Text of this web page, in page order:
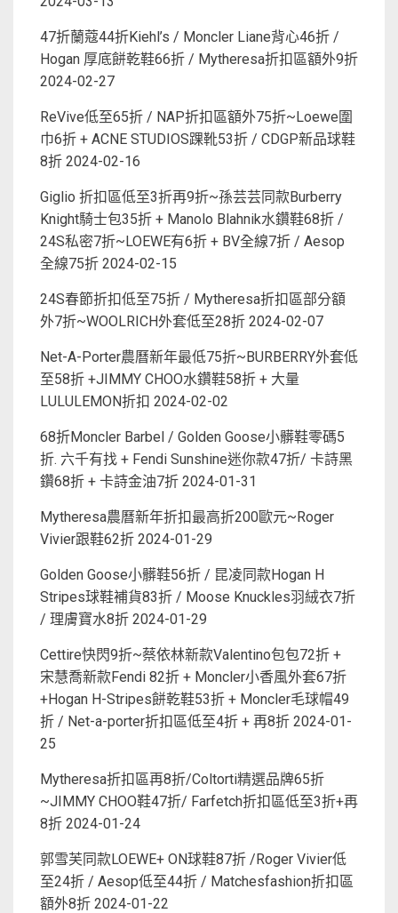
47折蘭蔻44折Kiehl’s / Moncler Liane背心46折 /
Hogan 厚底餅乾鞋66折 / Mytheresa折扣區額外9折
2024-02-27
ReVive低至65折 / NAP折扣區額外75折~Loewe圍
巾6折 + ACNE STUDIOS踝靴53折 / CDGP新品球鞋
8折 2024-02-16
Giglio 折扣區低至3折再9折~孫芸芸同款Burberry
Knight騎士包35折 + Manolo Blahnik水鑽鞋68折 /
24S私密7折~LOEWE有6折 + BV全線7折 / Aesop
全線75折 2024-02-15
24S春節折扣低至75折 / Mytheresa折扣區部分額
外7折~WOOLRICH外套低至28折 2024-02-07
Net-A-Porter農曆新年最低75折~BURBERRY外套低
至58折 +JIMMY CHOO水鑽鞋58折 + 大量
LULULEMON折扣 2024-02-02
68折Moncler Barbel / Golden Goose小髒鞋零碼5
折. 六千有找 + Fendi Sunshine迷你款47折/ 卡詩黑
鑽68折 + 卡詩金油7折 2024-01-31
Mytheresa農曆新年折扣最高折200歐元~Roger
Vivier跟鞋62折 2024-01-29
Golden Goose小髒鞋56折 / 昆凌同款Hogan H
Stripes球鞋補貨83折 / Moose Knuckles羽絨衣7折
/ 理膚寶水8折 2024-01-29
Cettire快閃9折~蔡依林新款Valentino包包72折 +
宋慧喬新款Fendi 82折 + Moncler小香風外套67折
+Hogan H-Stripes餅乾鞋53折 + Moncler毛球帽49
折 / Net-a-porter折扣區低至4折 + 再8折 2024-01-
25
Mytheresa折扣區再8折/Coltorti精選品牌65折
~JIMMY CHOO鞋47折/ Farfetch折扣區低至3折+再
8折 2024-01-24
郭雪芙同款LOEWE+ ON球鞋87折 /Roger Vivier低
至24折 / Aesop低至44折 / Matchesfashion折扣區
額外8折 2024-01-22